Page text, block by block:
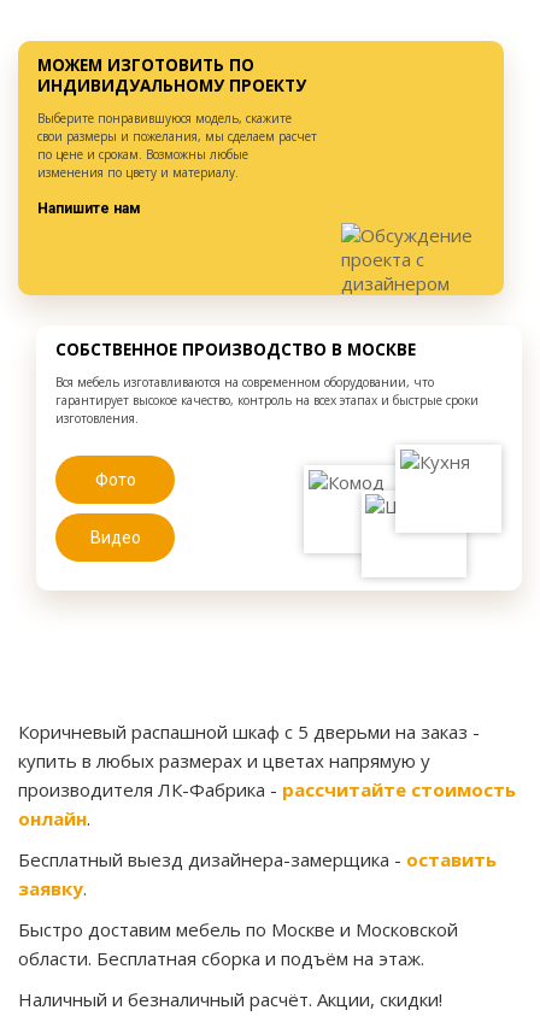
МОЖЕМ ИЗГОТОВИТЬ ПО
ИНДИВИДУАЛЬНОМУ ПРОЕКТУ
Выберите понравившуюся модель, скажите
свои размеры и пожелания, мы сделаем расчет
по цене и срокам. Возможны любые
изменения по цвету и материалу.
Напишите нам
СОБСТВЕННОЕ ПРОИЗВОДСТВО В МОСКВЕ
Вся мебель изготавливаются на современном оборудовании, что
гарантирует высокое качество, контроль на всех этапах и быстрые сроки
изготовления.
Фото
Видео
Коричневый распашной шкаф с 5 дверьми на заказ -
купить в любых размерах и цветах напрямую у
производителя ЛК-Фабрика - рассчитайте стоимость
онлайн.
Бесплатный выезд дизайнера-замерщика - оставить
заявку.
Быстро доставим мебель по Москве и Московской
области. Бесплатная сборка и подъём на этаж.
Наличный и безналичный расчёт. Акции, скидки!